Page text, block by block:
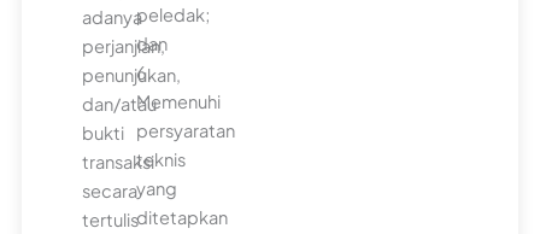
adanya
perjanjian,
penunjukan,
dan/atau
bukti
transaksi
secara
tertulis
peledak;
dan
6.
Memenuhi
persyaratan
teknis
yang
ditetapkan